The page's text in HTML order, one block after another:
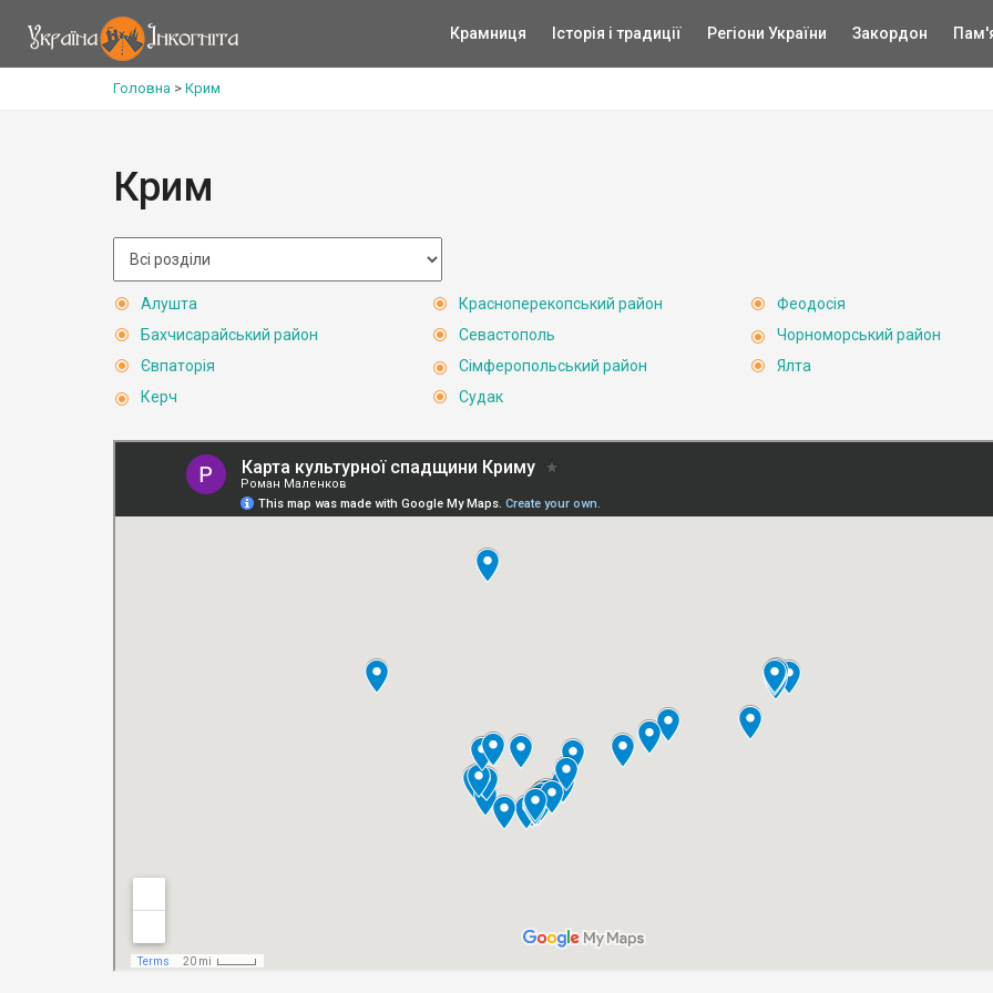
Крамниця Історія і традиції Регіони України Закордон
Головна > Крим
Крим
Алушта
Бахчисарайський район
Євпаторія
Керч
Красноперекопський район
Севастополь
Сімферопольський район
Судак
Феодосія
Чорноморський район
Ялта